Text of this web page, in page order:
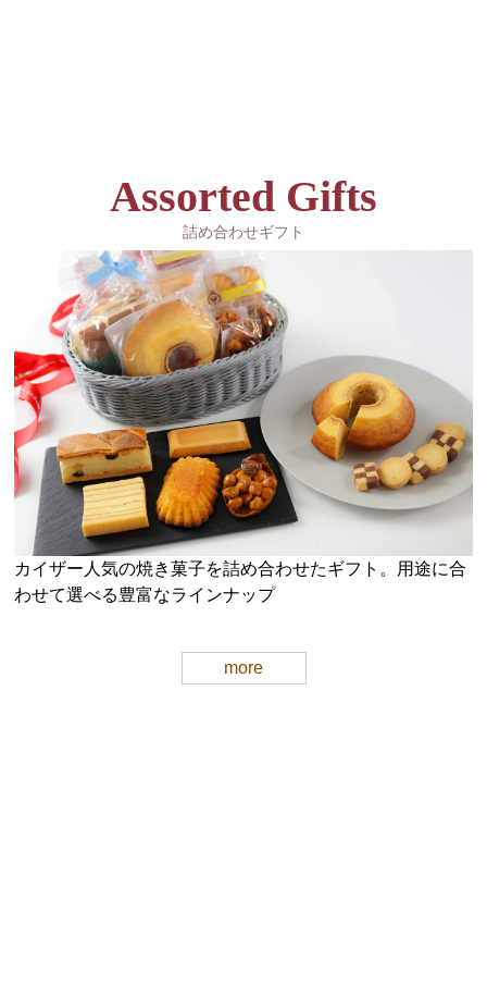
Assorted Gifts
詰め合わせギフト
カイザー人気の焼き菓子を詰め合わせたギフト。用途に合
わせて選べる豊富なラインナップ
more